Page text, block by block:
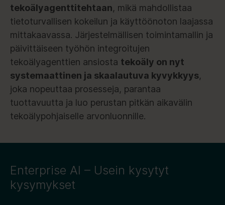
tekoälyagenttitehtaan, mikä mahdollistaa
tietoturvallisen kokeilun ja käyttöönoton laajassa
mittakaavassa. Järjestelmällisen toimintamallin ja
päivittäiseen työhön integroitujen
tekoälyagenttien ansiosta tekoäly on nyt
systemaattinen ja skaalautuva kyvykkyys,
joka nopeuttaa prosesseja, parantaa
tuottavuutta ja luo perustan pitkän aikavälin
tekoälypohjaiselle arvonluonnille.
Enterprise AI – Usein kysytyt
kysymykset